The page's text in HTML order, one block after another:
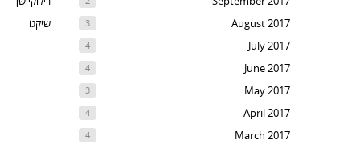
שיקגו
August 2017
3
July 2017
4
June 2017
4
May 2017
3
April 2017
4
March 2017
4